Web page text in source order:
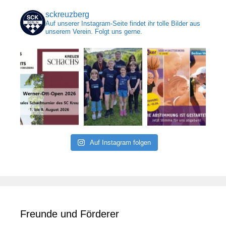
sckreuzberg
Auf unserer Instagram-Seite findet ihr tolle Bilder aus
unserem Verein. Folgt uns gerne.
Auf Instagram folgen
Freunde und Förderer